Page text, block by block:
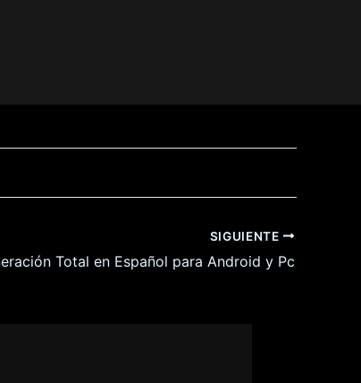
dos chicas guapas se ofrecen
SIGUIENTE
Total en Español para Android y Pc